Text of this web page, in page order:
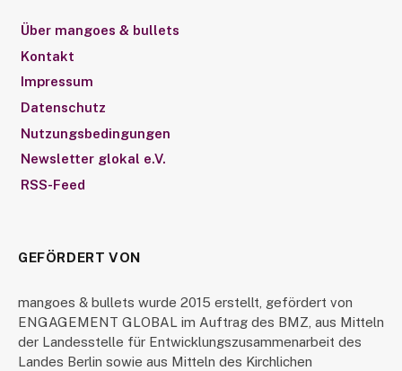
Über mangoes & bullets
Kontakt
Impressum
Datenschutz
Nutzungsbedingungen
Newsletter glokal e.V.
RSS-Feed
GEFÖRDERT VON
mangoes & bullets wurde 2015 erstellt, gefördert von
ENGAGEMENT GLOBAL im Auftrag des BMZ, aus Mitteln
der Landesstelle für Entwicklungszusammenarbeit des
Landes Berlin sowie aus Mitteln des Kirchlichen